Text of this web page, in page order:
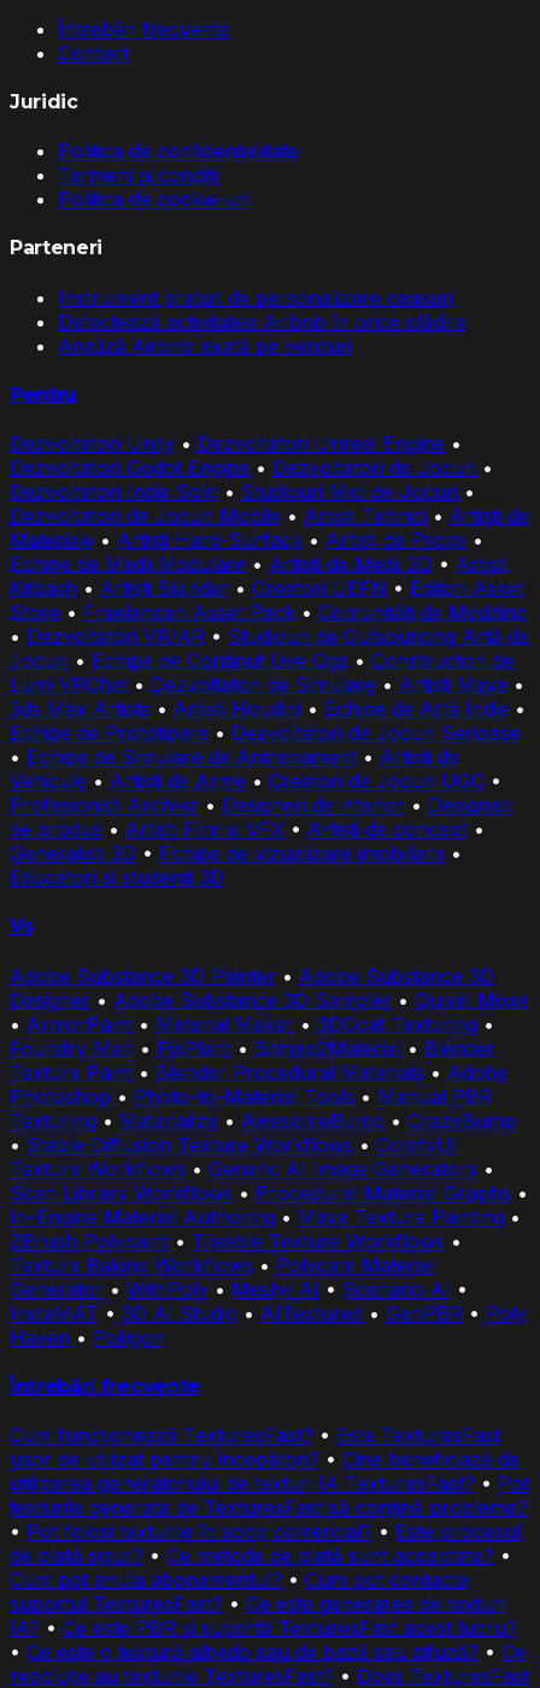
Întrebări frecvente
Contact
Juridic
Politica de confidențialitate
Termeni și condiții
Politica de cookie-uri
Parteneri
Instrument gratuit de personalizare ceasuri
Detectează activitatea Airbnb în orice clădire
Analiză Airbnb axată pe venituri
Pentru
Dezvoltatori Unity • Dezvoltatori Unreal Engine •
Dezvoltatori Godot Engine • Dezvoltatori de Jocuri •
Dezvoltatori Indie Solo • Studiouri Mici de Jocuri •
Dezvoltatori de Jocuri Mobile • Artiști Tehnici • Artiști de
Materiale • Artiști Hard-Surface • Artiști de Props •
Echipe de Medii Modulare • Artiști de Medii 3D • Artiști
Kitbash • Artiști Blender • Creatori UEFN • Editori Asset
Store • Freelanceri Asset Pack • Comunități de Modding
• Dezvoltatori VR/AR • Studiouri de Outsourcing Artă de
Jocuri • Echipe de Conținut Live Ops • Constructori de
Lumi VRChat • Dezvoltatori de Simulare • Artiști Maya •
3ds Max Artists • Artiști Houdini • Echipe de Artă Indie •
Echipe de Prototipare • Dezvoltatori de Jocuri Serioase
• Echipe de Simulare de Antrenament • Artiști de
Vehicule • Artiști de Arme • Creatori de Jocuri UGC •
Profesionisti Archviz • Designeri de interior • Designeri
de produs • Artisti Film si VFX • Artisti de concept •
Generalisti 3D • Echipe de vizualizare imobiliara •
Educatori si studenti 3D
Vs
Adobe Substance 3D Painter • Adobe Substance 3D
Designer • Adobe Substance 3D Sampler • Quixel Mixer
• ArmorPaint • Material Maker • 3DCoat Texturing •
Foundry Mari • PixPlant • Bitmap2Material • Blender
Texture Paint • Blender Procedural Materials • Adobe
Photoshop • Photo-to-Material Tools • Manual PBR
Texturing • Materialize • AwesomeBump • CrazyBump
• Stable Diffusion Texture Workflows • ComfyUI
Texture Workflows • Generic AI Image Generators •
Scan Library Workflows • Procedural Material Graphs •
In-Engine Material Authoring • Maya Texture Painting •
ZBrush Polypaint • Tileable Texture Workflows •
Texture Baking Workflows • Polycam Material
Generator • WithPoly • Meshy AI • Scenario AI •
InstaMAT • 3D AI Studio • AITextured • GenPBR • Poly
Haven • Poliigon
Întrebări frecvente
Cum funcționează TexturesFast? • Este TexturesFast
ușor de utilizat pentru începători? • Cine beneficiază de
utilizarea generatorului de texturi IA TexturesFast? • Pot
texturile generate de TexturesFast să conțină probleme?
• Pot folosi texturile în scop comercial? • Este procesul
de plată sigur? • Ce metode de plată sunt acceptate? •
Cum pot anula abonamentul? • Cum pot contacta
suportul TexturesFast? • Ce este generarea de texturi
IA? • Ce este PBR și suportă TexturesFast acest lucru?
• Ce este o textură albedo sau de bază sau difuză? • Ce
rezoluție au texturile TexturesFast? • Does TexturesFast